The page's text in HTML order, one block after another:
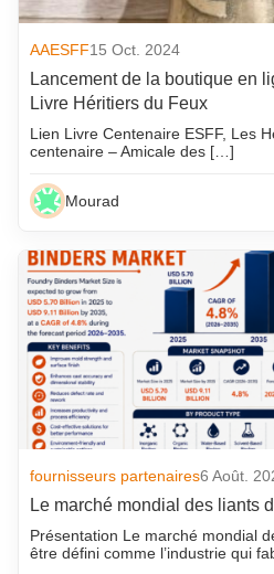
AAESFF15 Oct. 2024
Lancement de la boutique en
Livre Héritiers du Feux
Lien Livre Centenaire ESFF, Les
centenaire – Amicale des […]
Mourad
fournisseurs partenaires6 Août.
Le marché mondial des liants
Présentation Le marché mondial
être défini comme l’industrie qui